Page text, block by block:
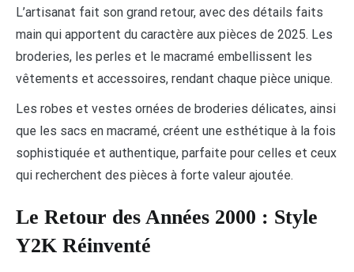
L’artisanat fait son grand retour, avec des détails faits
main qui apportent du caractère aux pièces de 2025. Les
broderies, les perles et le macramé embellissent les
vêtements et accessoires, rendant chaque pièce unique.
Les robes et vestes ornées de broderies délicates, ainsi
que les sacs en macramé, créent une esthétique à la fois
sophistiquée et authentique, parfaite pour celles et ceux
qui recherchent des pièces à forte valeur ajoutée.
Le Retour des Années 2000 : Style
Y2K Réinventé